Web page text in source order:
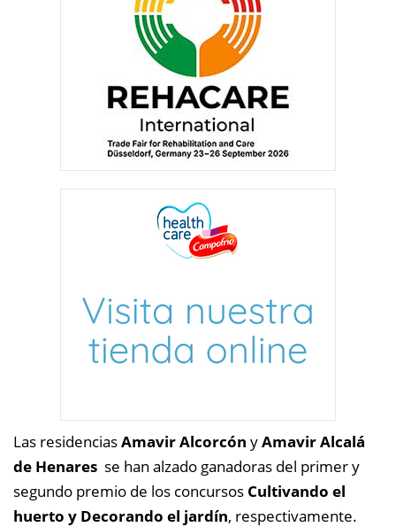
Las residenciasAmavir Alcorcón yAmavir Alcalá
de Henares se han alzado ganadoras del primer y
segundo premio de los concursos Cultivando el
huerto y Decorando el jardín, respectivamente.